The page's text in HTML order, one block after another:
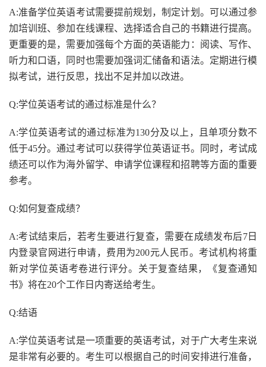
A:准备学位英语考试需要提前规划，制定计划。可以通过参
加培训班、参加在线课程、选择适合自己的书籍进行提高。
更重要的是，需要加强每个方面的英语能力：阅读、写作、
听力和口语，同时也需要加强词汇储备和语法。定期进行模
拟考试，进行反思，找出不足并加以改进。
Q:学位英语考试的通过标准是什么？
A:学位英语考试的通过标准为130分及以上，且单项分数不
低于45分。通过考试可以获得学位英语证书。同时，考试成
绩还可以作为海外留学、申请学位课程和招聘等方面的重要
参考。
Q:如何复查成绩？
A:考试结束后，若考生要进行复查，需要在成绩发布后7日
内登录官网进行申请，费用为200元人民币。考试机构将重
新对学位英语考卷进行评分。关于复查结果，《复查通知
书》将在20个工作日内寄送给考生。
Q:结语
A:学位英语考试是一项重要的英语考试，对于广大考生来说
是非常有必要的。考生可以根据自己的时间安排进行准备，